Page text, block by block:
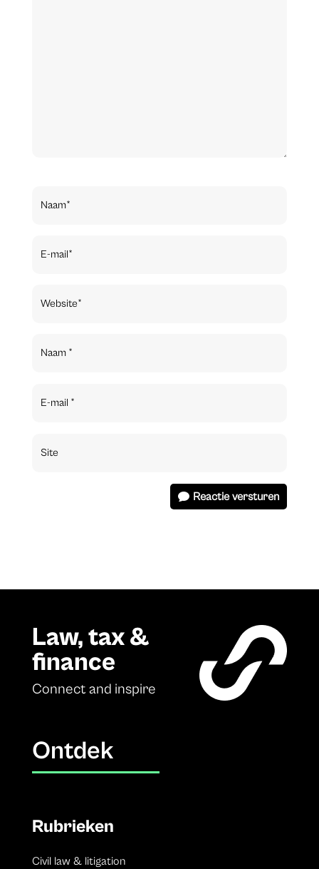
Reactie versturen
Law, tax &
finance
Connect and inspire
Ontdek
Rubrieken
Civil law & litigation